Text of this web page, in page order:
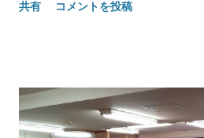
共有 コメントを投稿